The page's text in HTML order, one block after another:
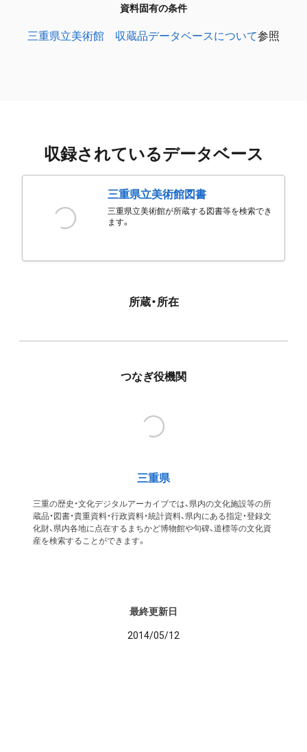
資料固有の条件
三重県立美術館 収蔵品データベースについて参照
収録されているデータベース
三重県立美術館図書
三重県立美術館が所蔵する図書等を検索でき
ます。
所蔵・所在
つなぎ役機関
三重県
三重の歴史・文化デジタルアーカイブでは、県内の文化施設等の所
蔵品・図書・貴重資料・行政資料・統計資料、県内にある指定・登録文
化財、県内各地に点在するまちかど博物館や句碑、道標等の文化資
産を検索することができます。
最終更新日
2014/05/12